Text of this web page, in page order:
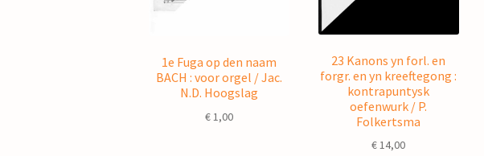
1e Fuga op den naam
BACH : voor orgel / Jac.
N.D. Hoogslag
€1,00
23 Kanons yn forl. en
forgr. en yn kreeftegong :
kontrapuntysk
oefenwurk / P.
Folkertsma
€14,00